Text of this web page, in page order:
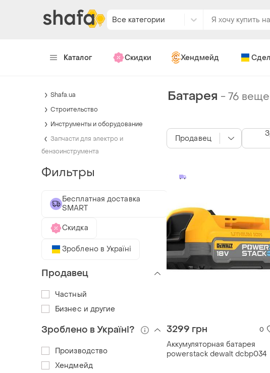
Все категории
Каталог Скидки Хендмейд
Батарея -76
3299 грн 0
Аккумуляторная батарея
powerstack dewalt dcbp034
Продавец
Shafa.ua
Строительство
Инструменты и оборудование
Запчасти для электро и
бензоинструмента
Фильтры
Бесплатная доставка
SMART
Скидка
Зроблено в Україні
Продавец
Частный
Бизнес и другие
Зроблено в Україні?
Производство
Хендмейд